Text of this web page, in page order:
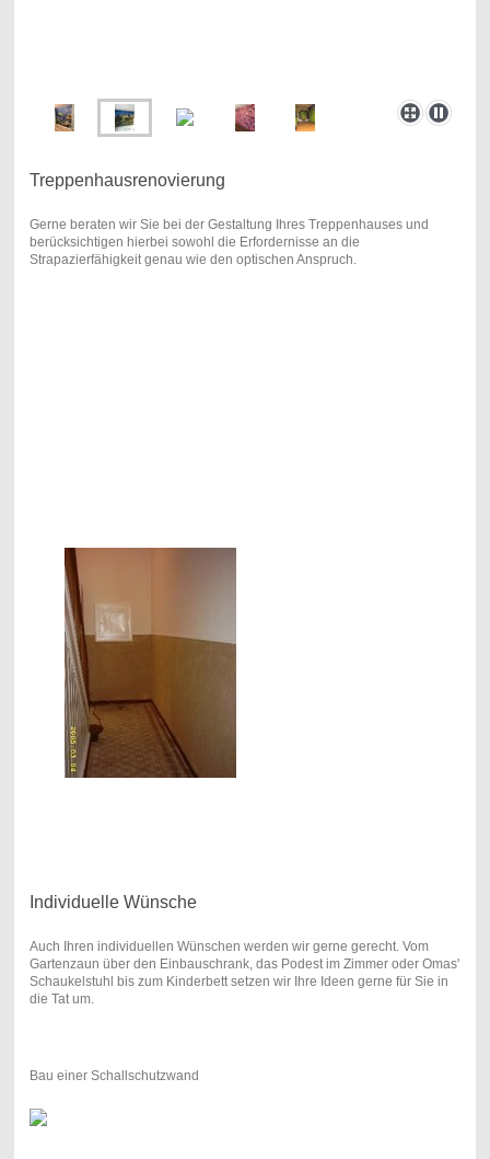
Treppenhausrenovierung
Gerne beraten wir Sie bei der Gestaltung Ihres Treppenhauses und
berücksichtigen hierbei sowohl die Erfordernisse an die
Strapazierfähigkeit genau wie den optischen Anspruch.
Individuelle Wünsche
Auch Ihren individuellen Wünschen werden wir gerne gerecht. Vom
Gartenzaun über den Einbauschrank, das Podest im Zimmer oder Omas'
Schaukelstuhl bis zum Kinderbett setzen wir Ihre Ideen gerne für Sie in
die Tat um.
Bau einer Schallschutzwand